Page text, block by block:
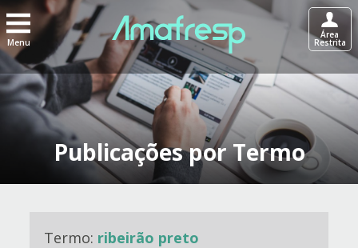
Menu
Área
Restrita
Publicações por Termo
Termo: ribeirão preto